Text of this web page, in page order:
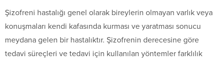
Şizofreni hastalığı genel olarak bireylerin olmayan varlık veya
konuşmaları kendi kafasında kurması ve yaratması sonucu
meydana gelen bir hastalıktır. Şizofrenin derecesine göre
tedavi süreçleri ve tedavi için kullanılan yöntemler farklılık